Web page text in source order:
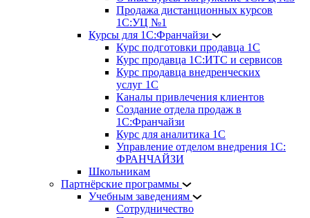
Продажа дистанционных курсов
1С:УЦ №1
Курсы для 1С:Франчайзи
Курс подготовки продавца 1С
Курс продавца 1С:ИТС и сервисов
Курс продавца внедренческих
услуг 1С
Каналы привлечения клиентов
Создание отдела продаж в
1С:Франчайзи
Курс для аналитика 1С
Управление отделом внедрения 1С:
ФРАНЧАЙЗИ
Школьникам
Партнёрские программы
Учебным заведениям
Сотрудничество